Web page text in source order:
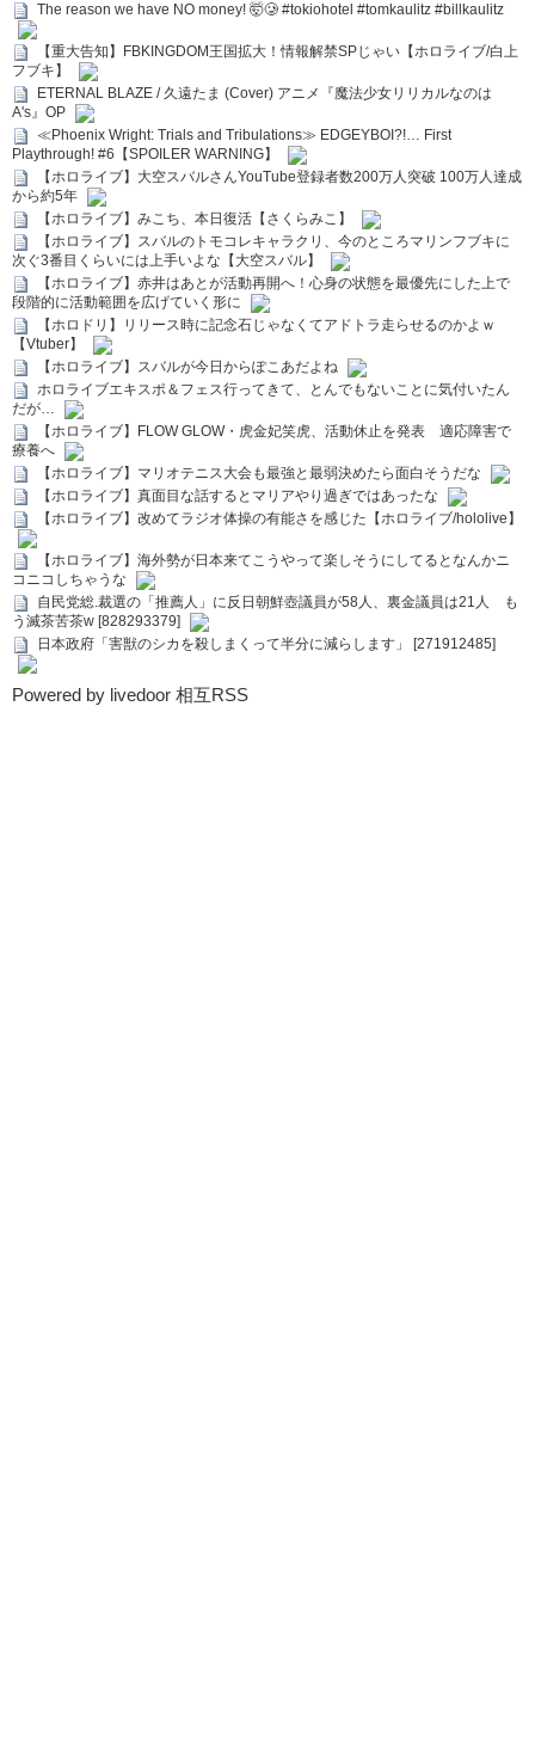
The reason we have NO money! 🤯🥲 #tokiohotel #tomkaulitz #billkaulitz
【重大告知】FBKINGDOM王国拡大！情報解禁SPじゃい【ホロライブ/白上
フブキ】
ETERNAL BLAZE / 久遠たま (Cover) アニメ『魔法少女リリカルなのは
A's』OP
≪Phoenix Wright: Trials and Tribulations≫ EDGEYBOI?!… First
Playthrough! #6【SPOILER WARNING】
【ホロライブ】大空スバルさんYouTube登録者数200万人突破 100万人達成
から約5年
【ホロライブ】みこち、本日復活【さくらみこ】
【ホロライブ】スバルのトモコレキャラクリ、今のところマリンフブキに
次ぐ3番目くらいには上手いよな【大空スバル】
【ホロライブ】赤井はあとが活動再開へ！心身の状態を最優先にした上で
段階的に活動範囲を広げていく形に
【ホロドリ】リリース時に記念石じゃなくてアドトラ走らせるのかよｗ
【Vtuber】
【ホロライブ】スバルが今日からぽこあだよね
ホロライブエキスポ＆フェス行ってきて、とんでもないことに気付いたん
だが…
【ホロライブ】FLOW GLOW・虎金妃笑虎、活動休止を発表 適応障害で
療養へ
【ホロライブ】マリオテニス大会も最強と最弱決めたら面白そうだな
【ホロライブ】真面目な話するとマリアやり過ぎではあったな
【ホロライブ】改めてラジオ体操の有能さを感じた【ホロライブ/hololive】
【ホロライブ】海外勢が日本来てこうやって楽しそうにしてるとなんかニ
コニコしちゃうな
自民党総.裁選の「推薦人」に反日朝鮮壺議員が58人、裏金議員は21人 も
う滅茶苦茶w [828293379]
日本政府「害獣のシカを殺しまくって半分に減らします」 [271912485]
Powered by livedoor 相互RSS